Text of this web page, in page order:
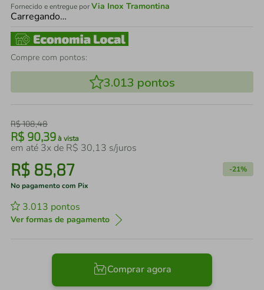
Fornecido e entregue porVia Inox Tramontina
Carregando…
Compre com pontos:
3.013 pontos
R$108,48
R$ 90,39 à vista
em até 3x de R$ 30,13 s/juros
R$ 85,87 -21%
No pagamento com Pix
3.013 pontos
Ver formas de pagamento
Comprar agora